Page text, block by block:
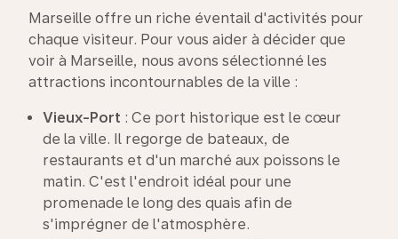
Marseille offre un riche éventail d'activités pour
chaque visiteur. Pour vous aider à décider que
voir à Marseille, nous avons sélectionné les
attractions incontournables de la ville :
Vieux-Port : Ce port historique est le cœur
de la ville. Il regorge de bateaux, de
restaurants et d'un marché aux poissons le
matin. C'est l'endroit idéal pour une
promenade le long des quais afin de
s'imprégner de l'atmosphère.